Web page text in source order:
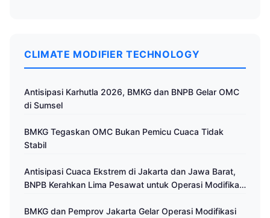
CLIMATE MODIFIER TECHNOLOGY
Antisipasi Karhutla 2026, BMKG dan BNPB Gelar OMC
di Sumsel
BMKG Tegaskan OMC Bukan Pemicu Cuaca Tidak
Stabil
Antisipasi Cuaca Ekstrem di Jakarta dan Jawa Barat,
BNPB Kerahkan Lima Pesawat untuk Operasi Modifikasi
BMKG dan Pemprov Jakarta Gelar Operasi Modifikasi